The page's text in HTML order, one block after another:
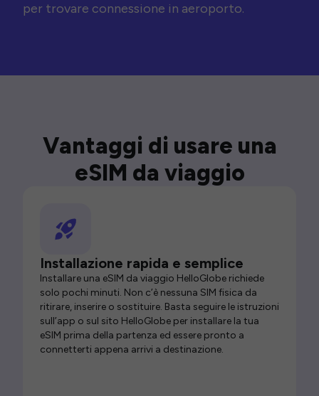
per trovare connessione in aeroporto.
Vantaggi di usare una
eSIM da viaggio
Installazione rapida e semplice
Installare una eSIM da viaggio HelloGlobe richiede
solo pochi minuti. Non c’è nessuna SIM fisica da
ritirare, inserire o sostituire. Basta seguire le istruzioni
sull’app o sul sito HelloGlobe per installare la tua
eSIM prima della partenza ed essere pronto a
connetterti appena arrivi a destinazione.